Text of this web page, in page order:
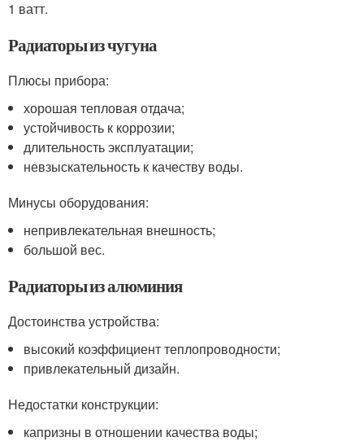
1 ватт.
Радиаторы из чугуна
Плюсы прибора:
хорошая тепловая отдача;
устойчивость к коррозии;
длительность эксплуатации;
невзыскательность к качеству воды.
Минусы оборудования:
непривлекательная внешность;
большой вес.
Радиаторы из алюминия
Достоинства устройства:
высокий коэффициент теплопроводности;
привлекательный дизайн.
Недостатки конструкции:
капризны в отношении качества воды;